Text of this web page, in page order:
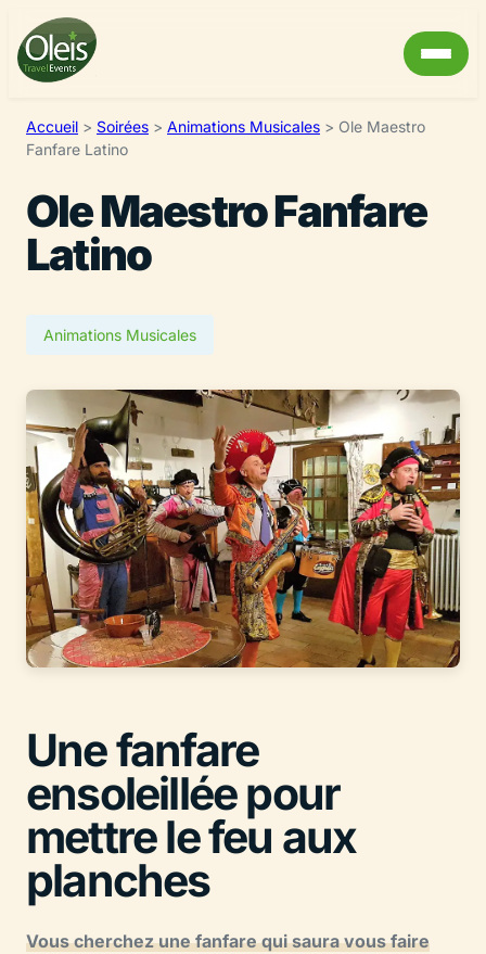
Accueil > Soirées > Animations Musicales > Ole Maestro
Fanfare Latino
Ole Maestro Fanfare
Latino
Animations Musicales
Une fanfare
ensoleillée pour
mettre le feu aux
planches
Vous cherchez une fanfare qui saura vous faire